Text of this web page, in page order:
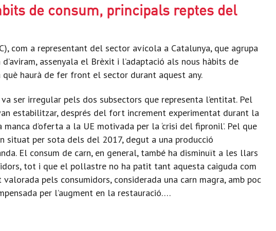
de consum, principals reptes del
com a representant del sector avícola a Catalunya, que agrupa
assenyala el Brèxit i l’adaptació als nous hàbits de
haurà de fer front el sector durant aquest any.
ser irregular pels dos subsectors que representa l’entitat. Pel
estabilitzar, després del fort increment experimentat durant la
d’oferta a la UE motivada per la ‘crisi del fipronil’. Pel que
situat per sota dels del 2017, degut a una producció
El consum de carn, en general, també ha disminuït a les llars
tot i que el pollastre no ha patit tant aquesta caiguda com
pels consumidors, considerada una carn magra, amb poc
per l’augment en la restauració….